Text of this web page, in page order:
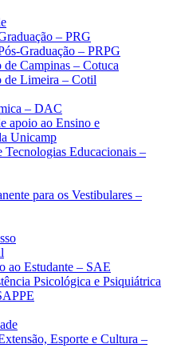
– PRG
Graduação – PRPG
Campinas – Cotuca
de Limeira – Cotil
– DAC
apoio ao Ensino e
Unicamp
Tecnologias Educacionais –
para os Vestibulares –
ao Estudante – SAE
Psicológica e Psiquiátrica
Esporte e Cultura –